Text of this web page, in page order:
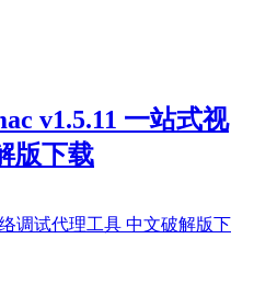
v1.5.11 一站式视
版下载